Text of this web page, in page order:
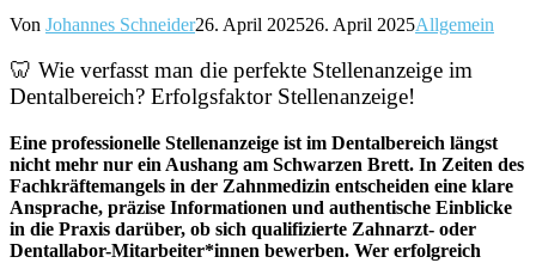
Von Johannes Schneider26. April 202526. April 2025Allgemein
🦷 Wie verfasst man die perfekte Stellenanzeige im
Dentalbereich? Erfolgsfaktor Stellenanzeige!
Eine professionelle Stellenanzeige ist im Dentalbereich längst
nicht mehr nur ein Aushang am Schwarzen Brett. In Zeiten des
Fachkräftemangels in der Zahnmedizin entscheiden eine klare
Ansprache, präzise Informationen und authentische Einblicke
in die Praxis darüber, ob sich qualifizierte Zahnarzt- oder
Dentallabor-Mitarbeiter*innen bewerben. Wer erfolgreich